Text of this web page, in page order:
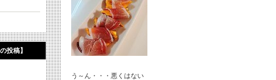
う～ん・・・悪くはない
投稿】